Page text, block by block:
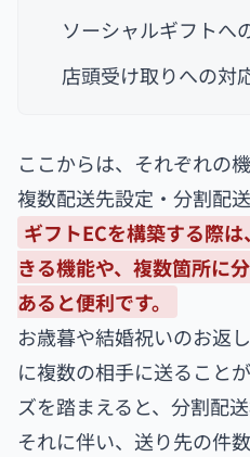
ソーシャルギフトへ
店頭受け取りへの対
ここからは、それぞれの
複数配送先設定・分割配
ギフトECを構築する際
きる機能や、複数箇所に
あると便利です。
お歳暮や結婚祝いのお返
に複数の相手に送ること
ズを踏まえると、分割配
それに伴い、送り先の件